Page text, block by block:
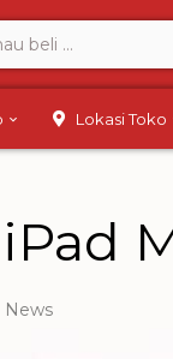
Lokasi Toko
News